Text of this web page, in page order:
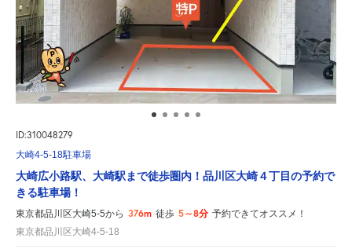
ID:310048279
大崎4-5-18駐車場
大崎広小路駅、大崎駅まで徒歩圏内！品川区大崎４丁目の予約で
きる駐車場！
東京都品川区大崎5-5から 376m 徒歩 5～8分 予約できてオススメ！
東京都品川区大崎4-5-18